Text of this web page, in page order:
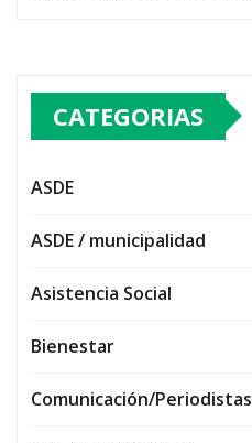
CATEGORIAS
ASDE
ASDE / municipalidad
Asistencia Social
Bienestar
Comunicación/Periodistas